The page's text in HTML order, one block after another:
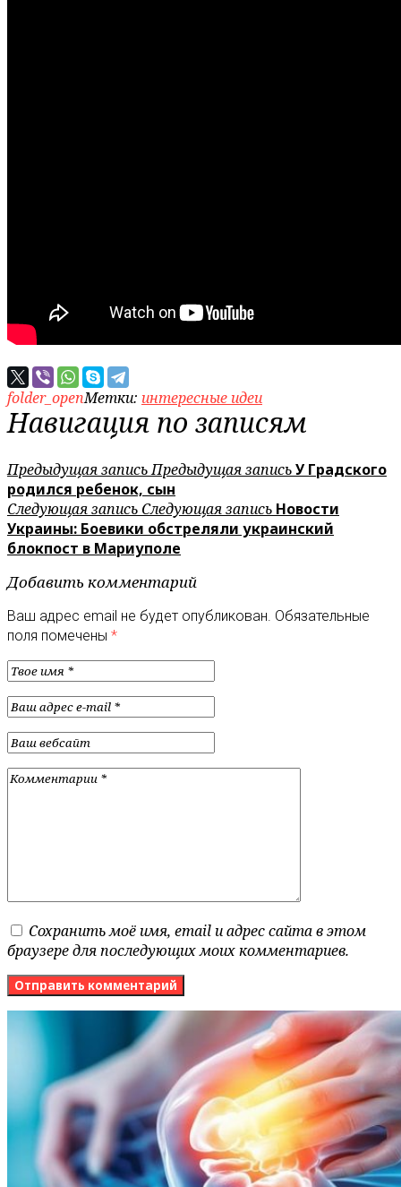
folder_openМетки: интересные идеи
Навигация по записям
Предыдущая записьПредыдущая записьУ Градского
родился ребенок, сын
Следующая запись Следующая запись Новости
Украины: Боевики обстреляли украинский
блокпост в Мариуполе
Добавить комментарий
Ваш адрес email не будет опубликован. Обязательные
поля помечены *
Сохранить моё имя, email и адрес сайта в этом
браузере для последующих моих комментариев.